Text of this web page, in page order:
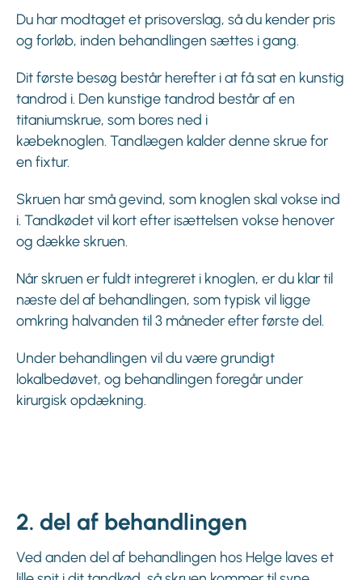
Du har modtaget et prisoverslag, så du kender pris
og forløb, inden behandlingen sættes i gang.
Dit første besøg består herefter i at få sat en kunstig
tandrod i. Den kunstige tandrod består af en
titaniumskrue, som bores ned i
kæbeknoglen. Tandlægen kalder denne skrue for
en fixtur.
Skruen har små gevind, som knoglen skal vokse ind
i. Tandkødet vil kort efter isættelsen vokse henover
og dække skruen.
Når skruen er fuldt integreret i knoglen, er du klar til
næste del af behandlingen, som typisk vil ligge
omkring halvanden til 3 måneder efter første del.
Under behandlingen vil du være grundigt
lokalbedøvet, og behandlingen foregår under
kirurgisk opdækning.
2. del af behandlingen
Ved anden del af behandlingen hos Helge laves et